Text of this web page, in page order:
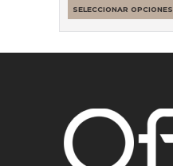
SELECCIONAR OPCIONES